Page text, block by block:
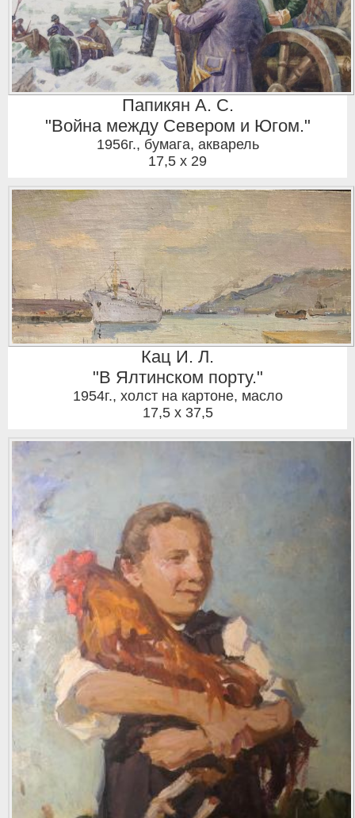
Папикян А. С.
"Война между Севером и Югом."
1956г., бумага, акварель
17,5 x 29
Кац И. Л.
"В Ялтинском порту."
1954г., холст на картоне, масло
17,5 x 37,5